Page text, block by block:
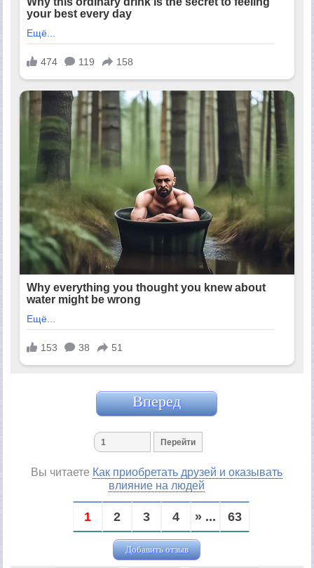
Вперед
Вы читаете Как приобретать друзей и оказывать
влияние на людей
1 2 3 4 » ... 63
Добавить отзыв